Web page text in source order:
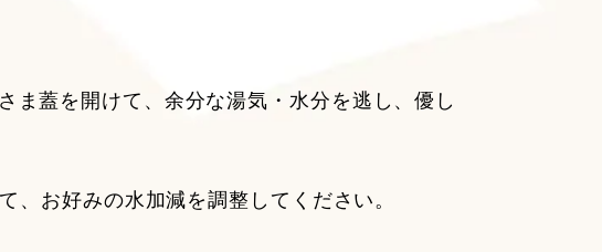
ま蓋を開けて、余分な湯気・水分を逃し、優し
、お好みの水加減を調整してください。